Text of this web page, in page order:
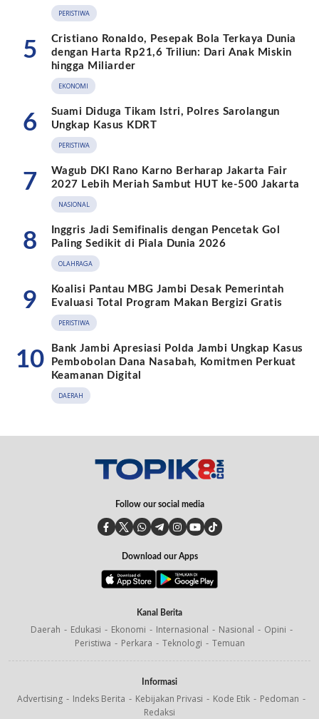
PERISTIWA
5
Cristiano Ronaldo, Pesepak Bola Terkaya Dunia
dengan Harta Rp21,6 Triliun: Dari Anak Miskin
hingga Miliarder
EKONOMI
6
Suami Diduga Tikam Istri, Polres Sarolangun
Ungkap Kasus KDRT
PERISTIWA
7
Wagub DKI Rano Karno Berharap Jakarta Fair
2027 Lebih Meriah Sambut HUT ke-500 Jakarta
NASIONAL
8
Inggris Jadi Semifinalis dengan Pencetak Gol
Paling Sedikit di Piala Dunia 2026
OLAHRAGA
9
Koalisi Pantau MBG Jambi Desak Pemerintah
Evaluasi Total Program Makan Bergizi Gratis
PERISTIWA
10
Bank Jambi Apresiasi Polda Jambi Ungkap Kasus
Pembobolan Dana Nasabah, Komitmen Perkuat
Keamanan Digital
DAERAH
Follow our social media
Download our Apps
Kanal Berita
Daerah Edukasi Ekonomi Internasional Nasional
Opini
Peristiwa
Perkara Teknologi Temuan
Informasi
Advertising Indeks Berita Kebijakan Privasi Kode Etik
Pedoman
Redaksi